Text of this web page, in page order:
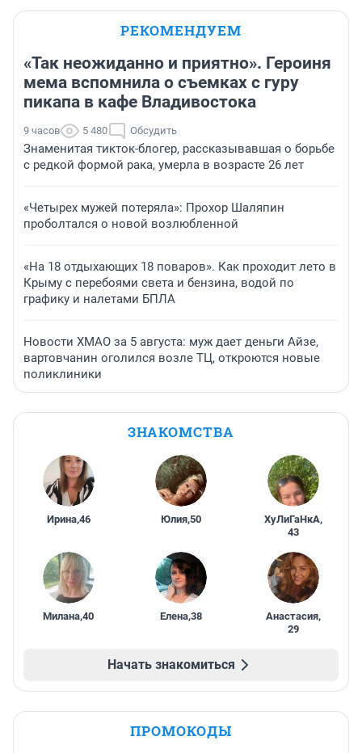
РЕКОМЕНДУЕМ
«Так неожиданно и приятно». Героиня
мема вспомнила о съемках с гуру
пикапа в кафе Владивостока
9 часов 5 480 Обсудить
Знаменитая тикток-блогер, рассказывавшая о борьбе
с редкой формой рака, умерла в возрасте 26 лет
«Четырех мужей потеряла»: Прохор Шаляпин
проболтался о новой возлюбленной
«На 18 отдыхающих 18 поваров». Как проходит лето в
Крыму с перебоями света и бензина, водой по
графику и налетами БПЛА
Новости ХМАО за 5 августа: муж дает деньги Айзе,
вартовчанин оголился возле ТЦ, откроются новые
поликлиники
ЗНАКОМСТВА
Ирина,46 Юлия,50 ХуЛиГаНкА,
43
Милана,40 Елена,38 Анастасия,
29
Начать знакомиться
ПРОМОКОДЫ